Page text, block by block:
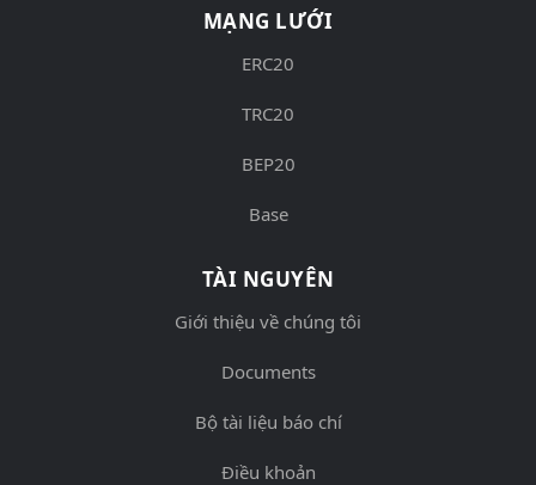
MẠNG LƯỚI
ERC20
TRC20
BEP20
Base
TÀI NGUYÊN
Giới thiệu về chúng tôi
Documents
Bộ tài liệu báo chí
Điều khoản